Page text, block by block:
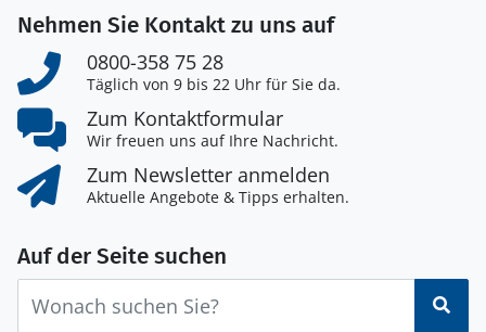
Nehmen Sie Kontakt zu uns auf
0800-358 75 28
Täglich von 9 bis 22 Uhr für Sie da.
Zum Kontaktformular
Wir freuen uns auf Ihre Nachricht.
Zum Newsletter anmelden
Aktuelle Angebote & Tipps erhalten.
Auf der Seite suchen